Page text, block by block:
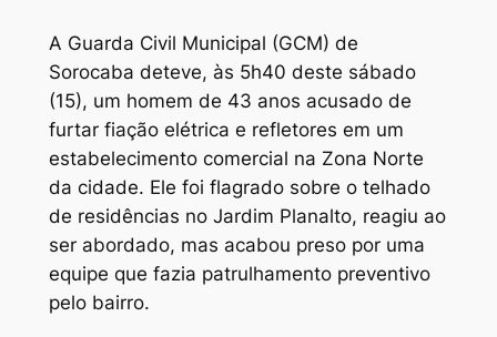
A Guarda Civil Municipal (GCM) de
Sorocaba deteve, às 5h40 deste sábado
(15), um homem de 43 anos acusado de
furtar fiação elétrica e refletores em um
estabelecimento comercial na Zona Norte
da cidade. Ele foi flagrado sobre o telhado
de residências no Jardim Planalto, reagiu ao
ser abordado, mas acabou preso por uma
equipe que fazia patrulhamento preventivo
pelo bairro.